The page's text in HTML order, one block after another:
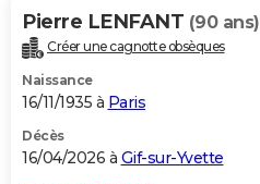
Pierre LENFANT (90 ans)
Créer une cagnotte obsèques
Naissance
16/11/1935 à Paris
Décès
16/04/2026 à Gif-sur-Yvette